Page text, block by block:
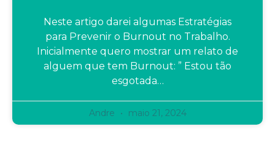
Neste artigo darei algumas Estratégias
para Prevenir o Burnout no Trabalho.
Inicialmente quero mostrar um relato de
alguem que tem Burnout: ” Estou tão
esgotada…
Andre maio 21, 2024